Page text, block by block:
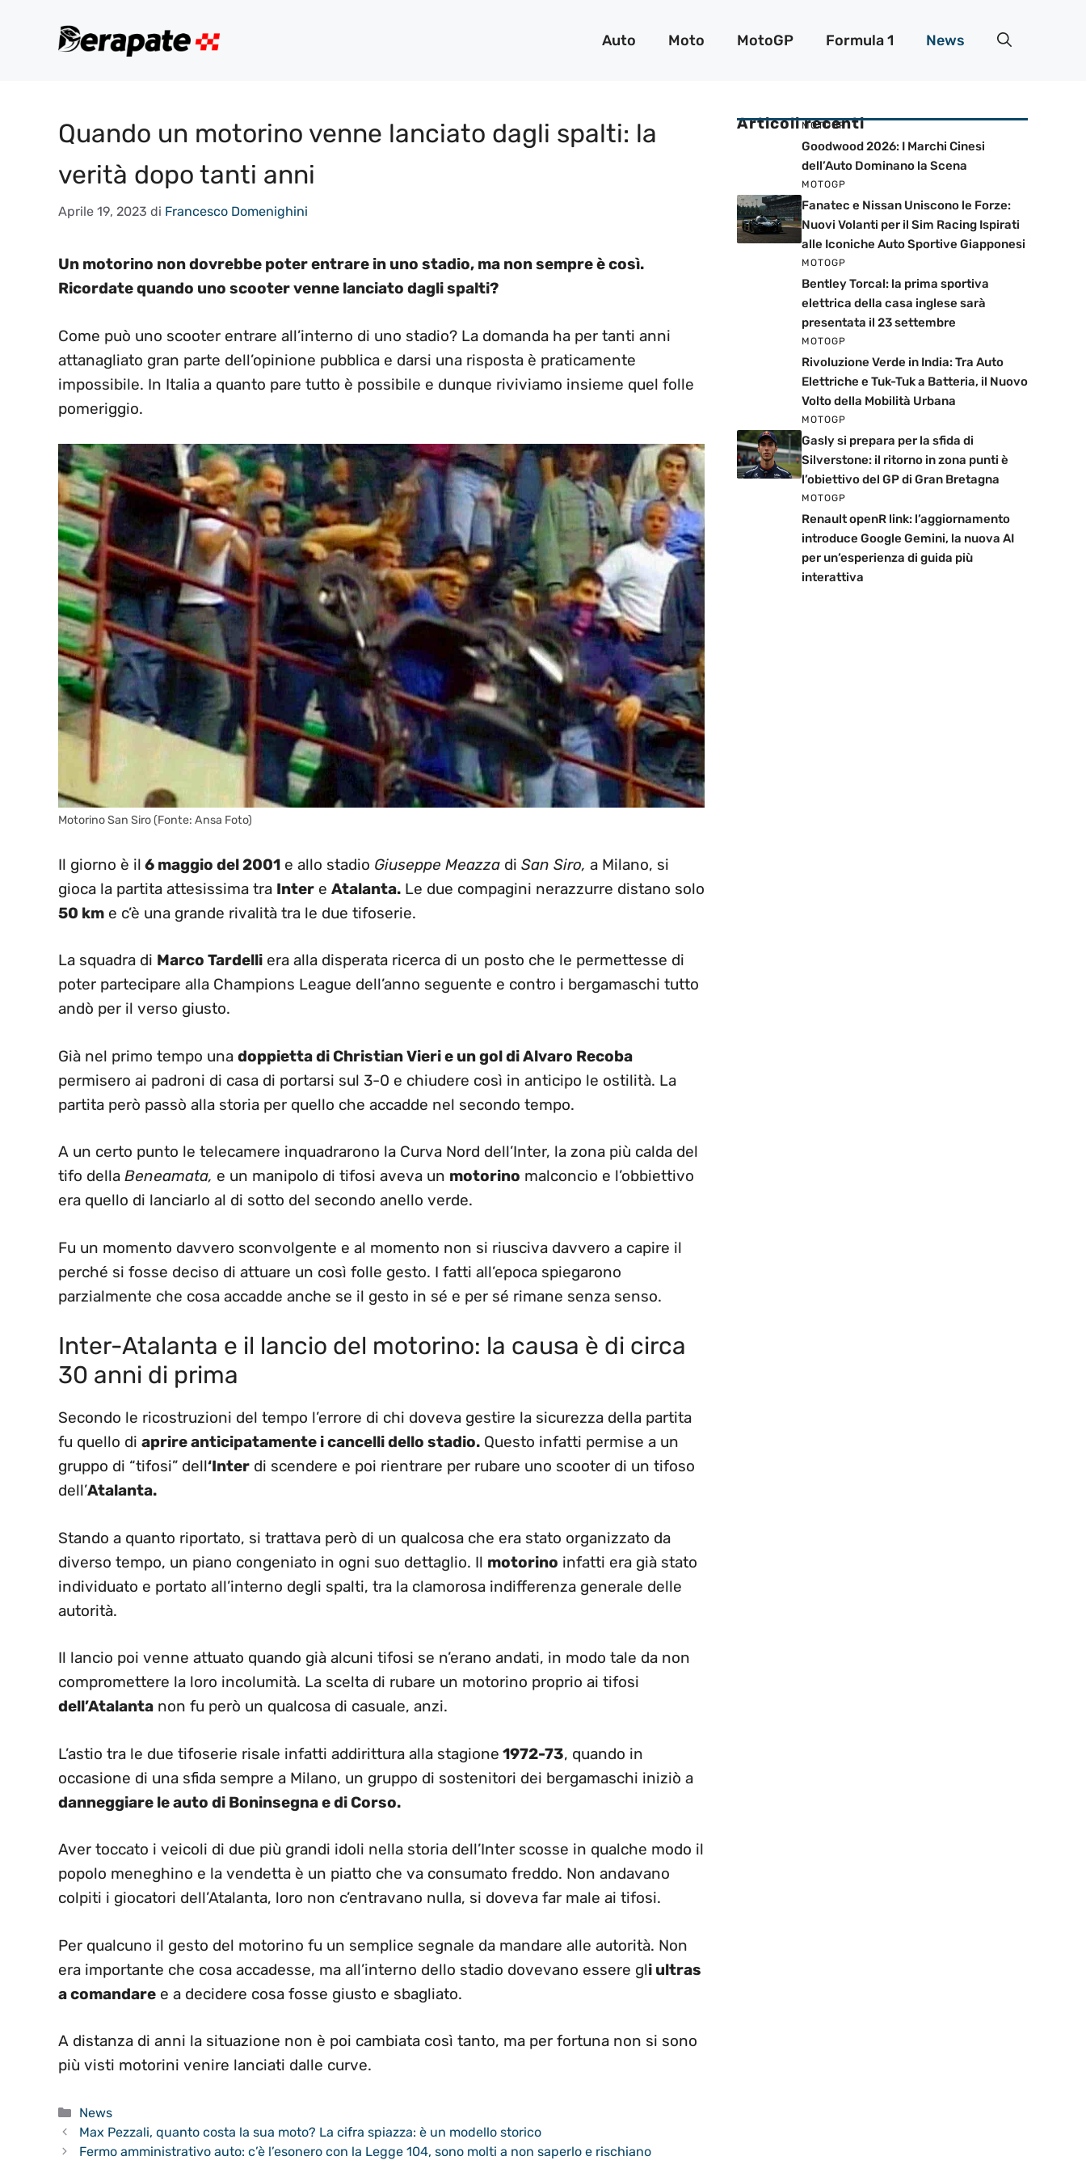
Auto Moto MotoGP Formula 1 News
Quando un motorino venne lanciato dagli spalti: la
verità dopo tanti anni
Aprile 19, 2023 di Francesco Domenighini
Un motorino non dovrebbe poter entrare in uno stadio, ma non sempre è così.
Ricordate quando uno scooter venne lanciato dagli spalti?
Come può uno scooter entrare all’interno di uno stadio? La domanda ha per tanti anni
attanagliato gran parte dell’opinione pubblica e darsi una risposta è praticamente
impossibile. In Italia a quanto pare tutto è possibile e dunque riviviamo insieme quel folle
pomeriggio.
Motorino San Siro (Fonte: Ansa Foto)
Il giorno è il 6 maggio del 2001 e allo stadio Giuseppe Meazza di San Siro, a Milano, si
gioca la partita attesissima tra Inter e Atalanta. Le due compagini nerazzurre distano solo
50 km e c’è una grande rivalità tra le due tifoserie.
La squadra di Marco Tardelli era alla disperata ricerca di un posto che le permettesse di
poter partecipare alla Champions League dell’anno seguente e contro i bergamaschi tutto
andò per il verso giusto.
Già nel primo tempo una doppietta di Christian Vieri e un gol di Alvaro Recoba
permisero ai padroni di casa di portarsi sul 3-0 e chiudere così in anticipo le ostilità. La
partita però passò alla storia per quello che accadde nel secondo tempo.
A un certo punto le telecamere inquadrarono la Curva Nord dell’Inter, la zona più calda del
tifo della Beneamata, e un manipolo di tifosi aveva un motorino malconcio e l’obbiettivo
era quello di lanciarlo al di sotto del secondo anello verde.
Fu un momento davvero sconvolgente e al momento non si riusciva davvero a capire il
perché si fosse deciso di attuare un così folle gesto. I fatti all’epoca spiegarono
parzialmente che cosa accadde anche se il gesto in sé e per sé rimane senza senso.
Inter-Atalanta e il lancio del motorino: la causa è di circa
30 anni di prima
Secondo le ricostruzioni del tempo l’errore di chi doveva gestire la sicurezza della partita
fu quello di aprire anticipatamente i cancelli dello stadio. Questo infatti permise a un
gruppo di “tifosi” dell‘Inter di scendere e poi rientrare per rubare uno scooter di un tifoso
dell’Atalanta.
Stando a quanto riportato, si trattava però di un qualcosa che era stato organizzato da
diverso tempo, un piano congeniato in ogni suo dettaglio. Il motorino infatti era già stato
individuato e portato all’interno degli spalti, tra la clamorosa indifferenza generale delle
autorità.
Il lancio poi venne attuato quando già alcuni tifosi se n’erano andati, in modo tale da non
compromettere la loro incolumità. La scelta di rubare un motorino proprio ai tifosi
dell’Atalanta non fu però un qualcosa di casuale, anzi.
L’astio tra le due tifoserie risale infatti addirittura alla stagione 1972-73, quando in
occasione di una sfida sempre a Milano, un gruppo di sostenitori dei bergamaschi iniziò a
danneggiare le auto di Boninsegna e di Corso.
Aver toccato i veicoli di due più grandi idoli nella storia dell’Inter scosse in qualche modo il
popolo meneghino e la vendetta è un piatto che va consumato freddo. Non andavano
colpiti i giocatori dell’Atalanta, loro non c’entravano nulla, si doveva far male ai tifosi.
Per qualcuno il gesto del motorino fu un semplice segnale da mandare alle autorità. Non
era importante che cosa accadesse, ma all’interno dello stadio dovevano essere gli ultras
a comandare e a decidere cosa fosse giusto e sbagliato.
A distanza di anni la situazione non è poi cambiata così tanto, ma per fortuna non si sono
più visti motorini venire lanciati dalle curve.
Categorie
News
Max Pezzali, quanto costa la sua moto? La cifra spiazza: è un modello storico
Fermo amministrativo auto: c’è l’esonero con la Legge 104, sono molti a non saperlo e rischiano
Articoli recenti
MOTOGP
Goodwood 2026: I Marchi Cinesi
dell’Auto Dominano la Scena
MOTOGP
Fanatec e Nissan Uniscono le Forze:
Nuovi Volanti per il Sim Racing Ispirati
alle Iconiche Auto Sportive Giapponesi
MOTOGP
Bentley Torcal: la prima sportiva
elettrica della casa inglese sarà
presentata il 23 settembre
MOTOGP
Rivoluzione Verde in India: Tra Auto
Elettriche e Tuk-Tuk a Batteria, il Nuovo
Volto della Mobilità Urbana
MOTOGP
Gasly si prepara per la sfida di
Silverstone: il ritorno in zona punti è
l’obiettivo del GP di Gran Bretagna
MOTOGP
Renault openR link: l’aggiornamento
introduce Google Gemini, la nuova AI
per un’esperienza di guida più
interattiva